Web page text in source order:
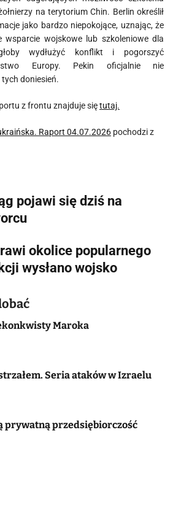
na terytorium Chin. Berlin określił
jako bardzo niepokojące, uznając, że
wsparcie wojskowe lub szkoleniowe dla
wydłużyć konflikt i pogorszyć
Europy. Pekin oficjalnie nie
tych doniesień.
z frontu znajduje siętutaj.
Raport 04.07.2026 pochodzi z
pojawi się dziś na
okolice popularnego
wysłano wojsko
Maroka
Seria ataków w Izraelu
prywatną przedsiębiorczość